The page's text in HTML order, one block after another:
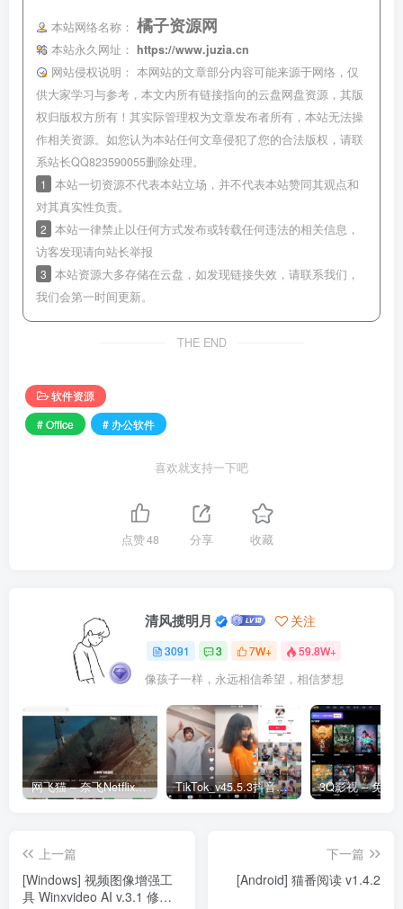
本站网络名称： 橘子资源网
本站永久网址：
https://www.juzia.cn
网站侵权说明： 本网站的文章部分内容可能来源于网络，仅
供大家学习与参考，本文内所有链接指向的云盘网盘资源，其版
权归版权方所有！其实际管理权为文章发布者所有，本站无法操
作相关资源。如您认为本站任何文章侵犯了您的合法版权，请联
系站长QQ823590055删除处理。
1
本站一切资源不代表本站立场，并不代表本站赞同其观点和
对其真实性负责。
2 本站一律禁止以任何方式发布或转载任何违法的相关信息，
访客发现请向站长举报
3 本站资源大多存储在云盘，如发现链接失效，请联系我们，
我们会第一时间更新。
THE END
软件资源
# Office
# 办公软件
喜欢就支持一下吧
点赞48 分享 收藏
清风揽明月 关注
3091 3 7W+ 59.8W+
像孩子一样，永远相信希望，相信梦想
网飞猫 – 奈飞Netflix免费看 TikTok_v45.5.3抖音国际版_免拔卡解锁全球版
上一篇
[Windows] 视频图像增强工
具 Winxvideo AI v.3.1 修改
下一篇
[Android] 猫番阅读 v1.4.2